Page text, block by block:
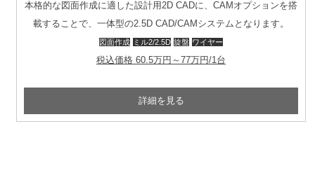
本格的な図面作成に適した設計用2D CADに、CAMオプションを搭
載することで、一体型の2.5D CAD/CAMシステムとなります。
図面作成 ミル2/2.5D 旋盤 ワイヤー
税込価格 60.5万円～77万円/1台